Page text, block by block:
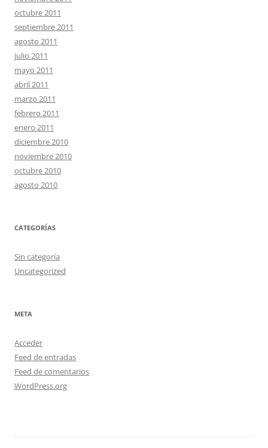
octubre 2011
septiembre 2011
agosto 2011
julio 2011
mayo 2011
abril 2011
marzo 2011
febrero 2011
enero 2011
diciembre 2010
noviembre 2010
octubre 2010
agosto 2010
CATEGORÍAS
Sin categoría
Uncategorized
META
Acceder
Feed de entradas
Feed de comentarios
WordPress.org